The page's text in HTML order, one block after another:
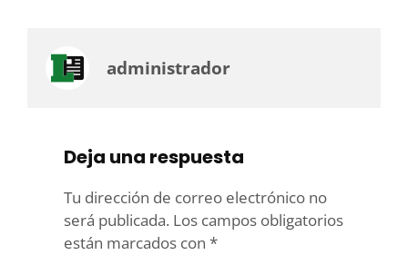
administrador
Deja una respuesta
Tu dirección de correo electrónico no
será publicada. Los campos obligatorios
están marcados con *